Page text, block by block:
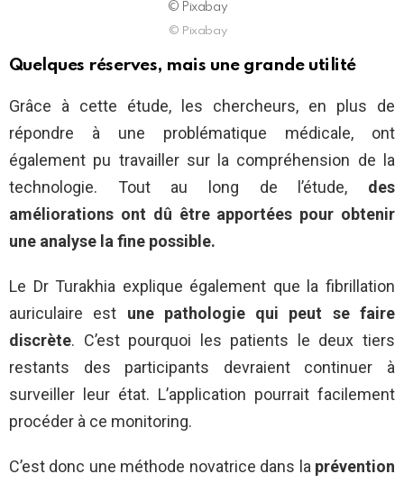
© Pixabay
© Pixabay
Quelques réserves, mais une grande utilité
Grâce à cette étude, les chercheurs, en plus de
répondre à une problématique médicale, ont
également pu travailler sur la compréhension de la
technologie. Tout au long de l’étude, des
améliorations ont dû être apportées pour obtenir
une analyse la fine possible.
Le Dr Turakhia explique également que la fibrillation
auriculaire est une pathologie qui peut se faire
discrète. C’est pourquoi les patients le deux tiers
restants des participants devraient continuer à
surveiller leur état. L’application pourrait facilement
procéder à ce monitoring.
C’est donc une méthode novatrice dans la prévention